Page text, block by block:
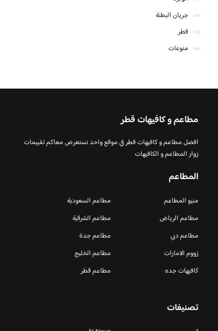
جريان البطنة
قطر
منوعات
مطاعم و كافيهات قطر
افضل مطاعم و كافيهات قطر في موقع واحد نستعرض معاكم تقييمات
زوار المطاعم و الكافيهات
المطاعم
منيو المطاعم
مطاعم السعودية
مطاعم الرياض
مطاعم الشرقية
مطاعم دبي
مطاعم جدة
زووم الامارات
مطاعم الخليج
كافيهات جده
مطاعم قطر
تصنيفات